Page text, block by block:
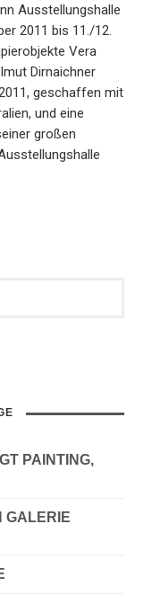
Ausstellungshalle
2011 bis 11./12.
Vera
Dirnaichner
geschaffen mit
und eine
großen
PAINTING,
GALERIE